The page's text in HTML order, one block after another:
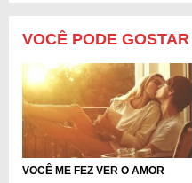
VOCÊ PODE GOSTAR
VOCÊ ME FEZ VER O AMOR